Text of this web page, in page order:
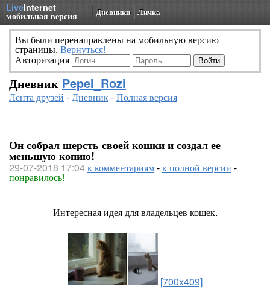
LiveInternet
мобильная версия Дневники Личка
Вы были перенаправлены на мобильную версию
страницы. Вернуться!
Авторизация
Дневник Pepel_Rozi
Лента друзей -Дневник-Полная версия
Он собрал шерсть своей кошки и создал ее
меньшую копию!
29-07-2018 17:04к комментариям-к полной версии -
понравилось!
Интересная идея для владельцев кошек.
[700x409]